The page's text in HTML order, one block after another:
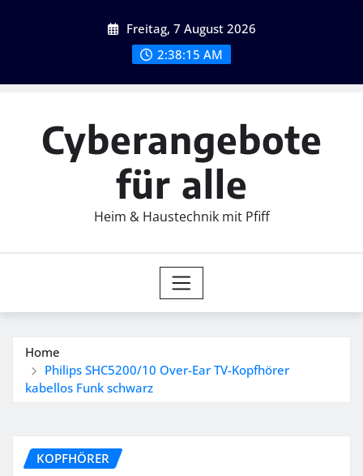
Freitag, 7 August 2026
2:38:16 AM
Cyberangebote
für alle
Heim & Haustechnik mit Pfiff
Home
Philips SHC5200/10 Over-Ear TV-Kopfhörer
kabellos Funk schwarz
KOPFHÖRER